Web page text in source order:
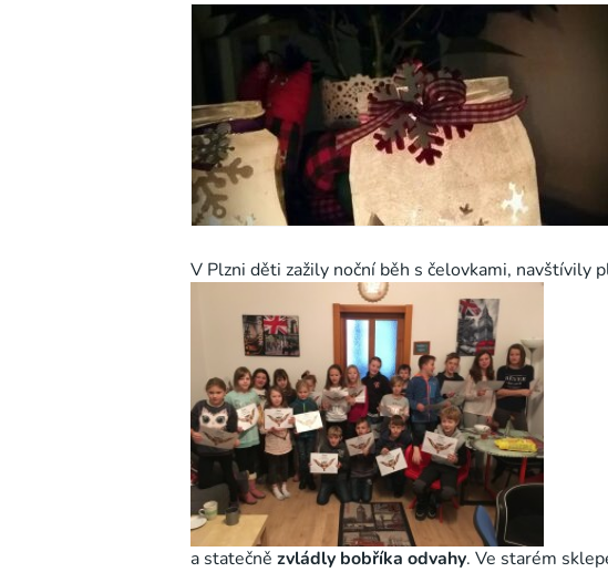
V Plzni děti zažily noční běh s čelovkami, navštívily
a statečně zvládly bobříka odvahy. Ve starém